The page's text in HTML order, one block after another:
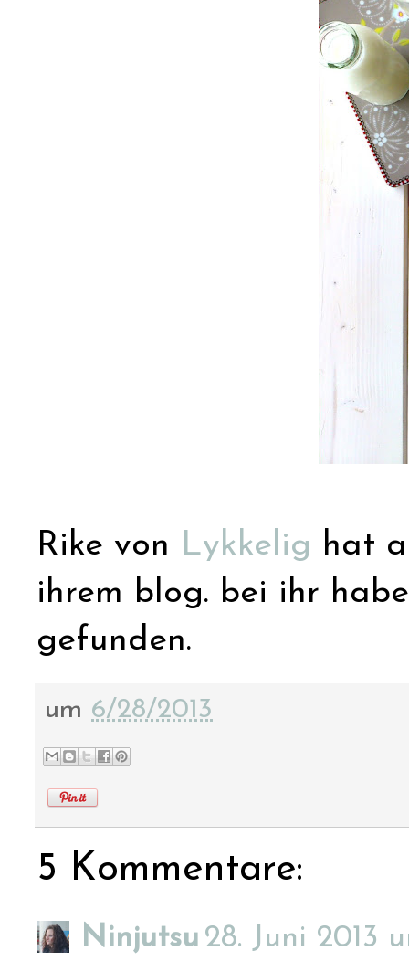
Rike von Lykkelig hat
ihrem blog. bei ihr
gefunden.
um 6/28/2013
5 Kommentare:
Ninjutsu 28. Juni 2013